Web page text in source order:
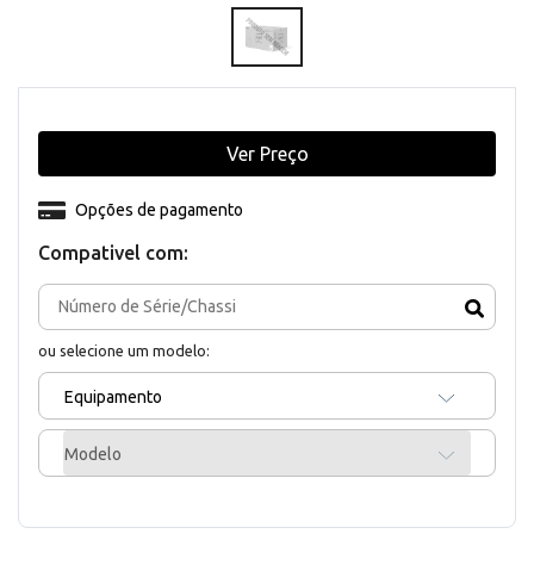
Compativel com:
ou selecione um modelo:
Equipamento
Modelo
Opções de pagamento
Ver Preço